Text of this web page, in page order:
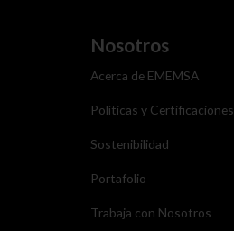
Nosotros
Acerca de EMEMSA
Políticas y Certificaciones
Sostenibilidad
Portafolio
Trabaja con Nosotros